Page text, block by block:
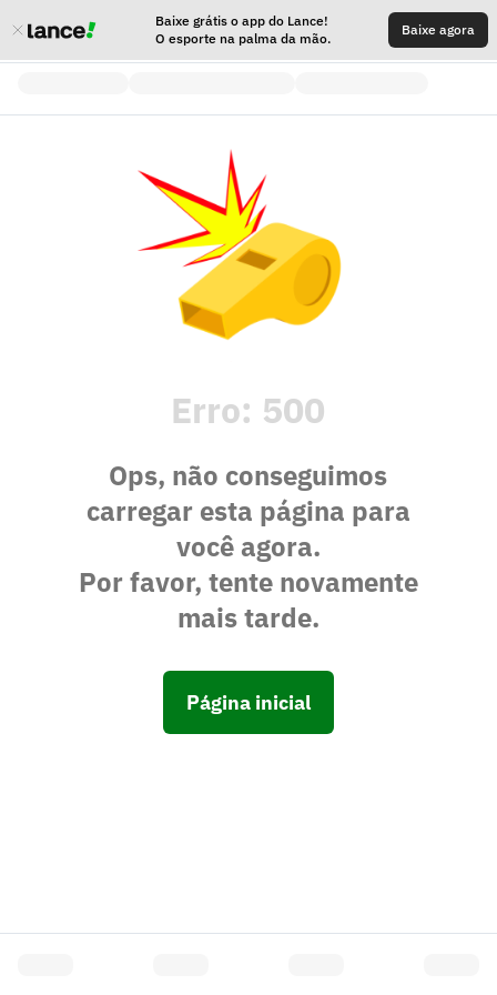
Baixe grátis o app do Lance!
O esporte na palma da mão.
Baixe agora
Erro: 500
Ops, não conseguimos
carregar esta página para
você agora.
Por favor, tente novamente
mais tarde.
Página inicial